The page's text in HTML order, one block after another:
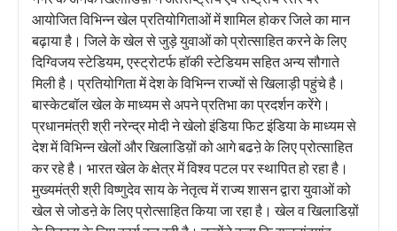
आयोजित विभिन्न खेल प्रतियोगिताओं में शामिल होकर जिले का मान
बढ़ाया है। जिले के खेल से जुड़े युवाओं को प्रोत्साहित करने के लिए
दिग्विजय स्टेडियम, एस्ट्रोटर्फ हॉकी स्टेडियम सहित अन्य सौगाते
मिली है। प्रतियोगिता में देश के विभिन्न राज्यों से खिलाड़ी पहुंचे है।
बास्केटबॉल खेल के माध्यम से अपने प्रतिभा का प्रदर्शन करेंगे।
प्रधानमंत्री श्री नरेन्द्र मोदी ने खेलो इंडिया फिट इंडिया के माध्यम से
देश में विभिन्न खेलों और खिलाडिय़ों को आगे बढऩे के लिए प्रोत्साहित
कर रहे है। भारत खेल के क्षेत्र में विश्व पटल पर स्थापित हो रहा है।
मुख्यमंत्री श्री विष्णुदेव साय के नेतृत्व में राज्य शासन द्वारा युवाओं को
खेल से जोडऩे के लिए प्रोत्साहित किया जा रहा है। खेल व खिलाडिय़ों